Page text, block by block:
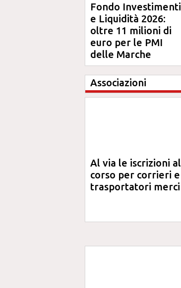
Fondo Investimenti
e Liquidità 2026:
oltre 11 milioni di
euro per le PMI
delle Marche
Associazioni
Al via le iscrizioni al
corso per corrieri e
trasportatori merci